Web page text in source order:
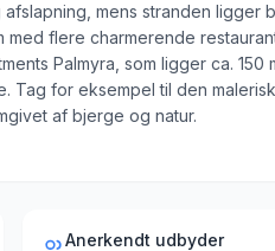
mens stranden ligger
flere charmerende
Palmyra, som ligger ca.
Tag for eksempel til den
af bjerge og natur.
Anerkendt udbyder